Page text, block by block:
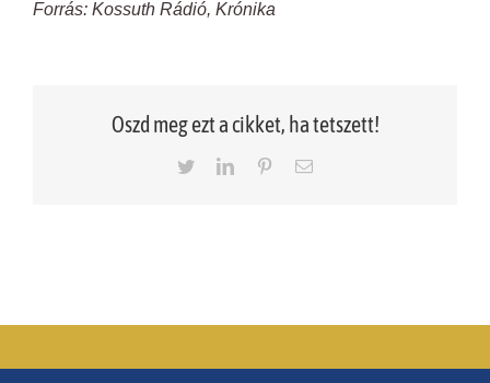
Forrás: Kossuth Rádió, Krónika
Oszd meg ezt a cikket, ha tetszett!
TwitterLinkedInPinterestEmail